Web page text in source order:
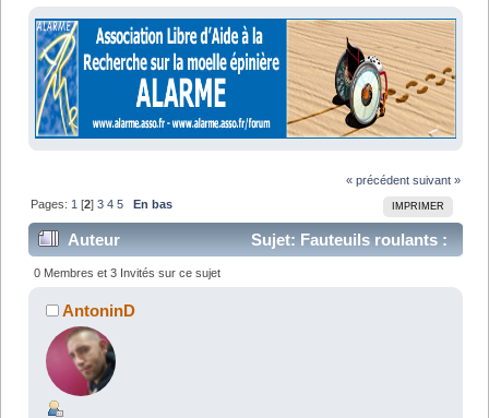
« précédent suivant »
IMPRIMER
Pages: 1 [2]3 4 5 En bas
Auteur
Sujet: Fauteuils roulants :
un remboursement à 100 % pour 2024 (Lu 244866
fois)
0 Membres et 3 Invités sur ce sujet
AntoninD